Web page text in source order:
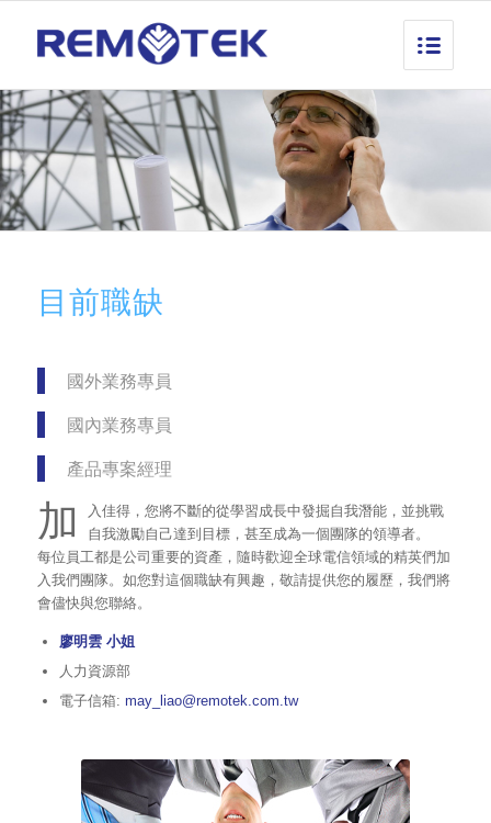
目前職缺
國外業務專員
國內業務專員
產品專案經理
加
入佳得，您將不斷的從學習成長中發掘自我潛能，並挑戰
自我激勵自己達到目標，甚至成為一個團隊的領導者。
每位員工都是公司重要的資產，隨時歡迎全球電信領域的精英們加
入我們團隊。如您對這個職缺有興趣，敬請提供您的履歷，我們將
會儘快與您聯絡。
廖明雲 小姐
人力資源部
電子信箱: may_liao@remotek.com.tw